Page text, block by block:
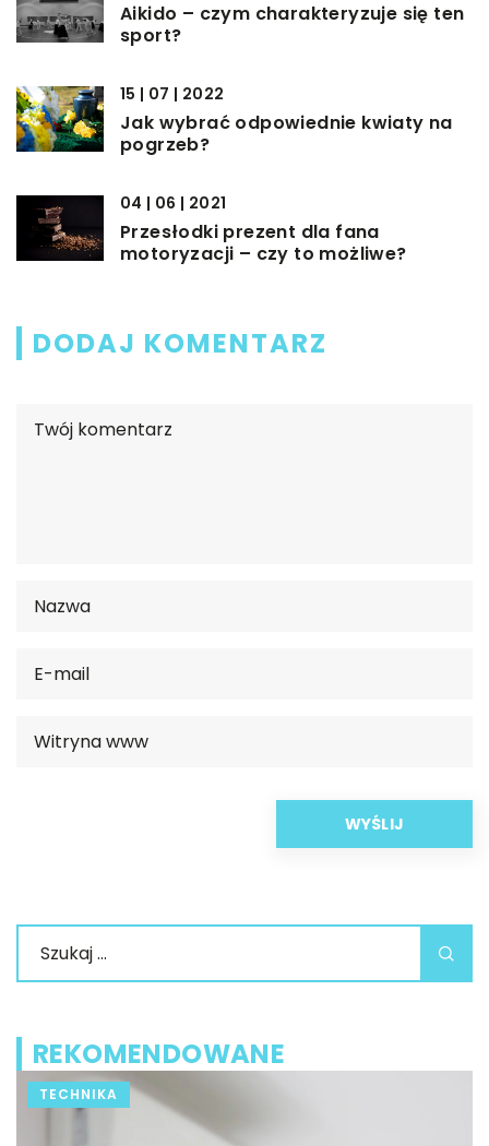
Aikido – czym charakteryzuje się ten
sport?
15 | 07 | 2022
Jak wybrać odpowiednie kwiaty na
pogrzeb?
04 | 06 | 2021
Przesłodki prezent dla fana
motoryzacji – czy to możliwe?
DODAJ KOMENTARZ
REKOMENDOWANE
TECHNIKA